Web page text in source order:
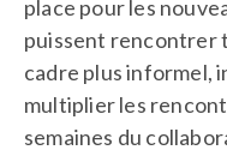
place pour les
puissent rencontrer
cadre plus informel,
multiplier les
semaines du